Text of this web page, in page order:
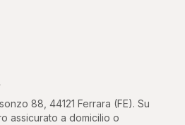
88, 44121 Ferrara (FE). Su
assicurato a domicilio o